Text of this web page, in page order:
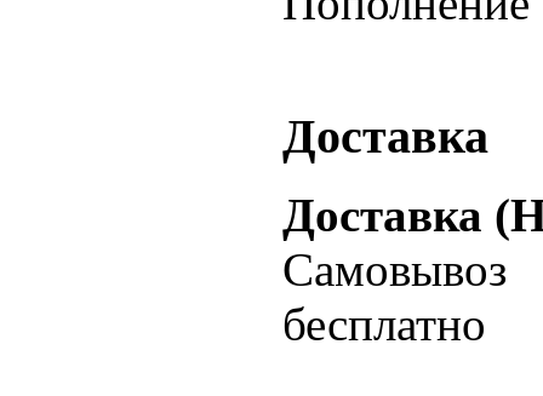
Доставка
Доставка
Самовывоз
бесплатно